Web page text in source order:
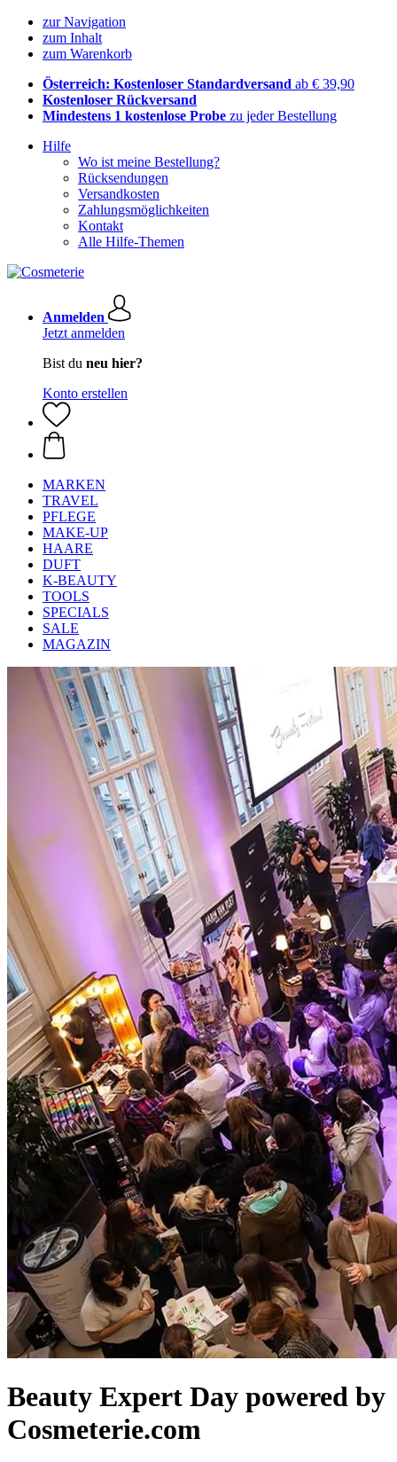
zur Navigation
zum Inhalt
zum Warenkorb
Österreich: Kostenloser Standardversand ab € 39,90
Kostenloser Rückversand
Mindestens 1 kostenlose Probe zu jeder Bestellung
Hilfe
Wo ist meine Bestellung?
Rücksendungen
Versandkosten
Zahlungsmöglichkeiten
Kontakt
Alle Hilfe-Themen
Anmelden
Jetzt anmelden
Bist du neu hier?
Konto erstellen
MARKEN
TRAVEL
PFLEGE
MAKE-UP
HAARE
DUFT
K-BEAUTY
TOOLS
SPECIALS
SALE
MAGAZIN
Beauty Expert Day powered by
Cosmeterie.com